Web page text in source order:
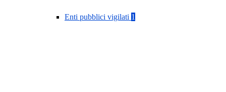
Enti pubblici vigilati 1